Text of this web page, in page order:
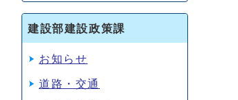
建設部建設政策課
お知らせ
道路・交通